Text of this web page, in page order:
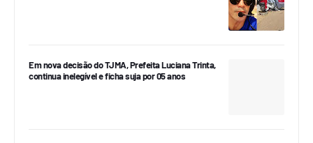
Em nova decisão do TJMA, Prefeita Luciana Trinta,
continua inelegível e ficha suja por 05 anos